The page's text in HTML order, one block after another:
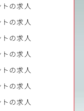
の求人
の求人
の求人
の求人
の求人
の求人
の求人